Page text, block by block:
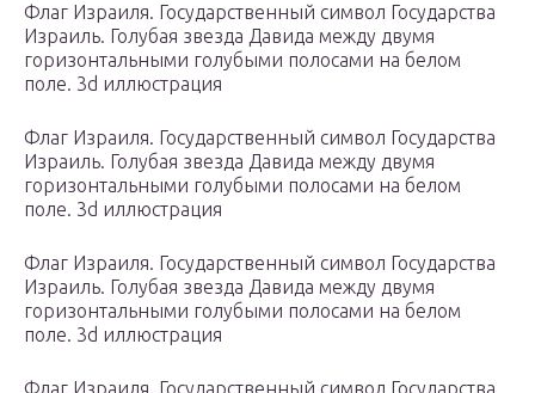
Флаг Израиля. Государственный символ Государства
Израиль. Голубая звезда Давида между двумя
горизонтальными голубыми полосами на белом
поле. 3d иллюстрация
Флаг Израиля. Государственный символ Государства
Израиль. Голубая звезда Давида между двумя
горизонтальными голубыми полосами на белом
поле. 3d иллюстрация
Флаг Израиля. Государственный символ Государства
Израиль. Голубая звезда Давида между двумя
горизонтальными голубыми полосами на белом
поле. 3d иллюстрация
Флаг Израиля. Государственный символ Государства